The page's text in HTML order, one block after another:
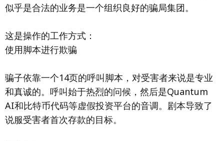
似乎是合法的业务是一个组织良好的骗局集团。
这是操作的工作方式：
使用脚本进行欺骗
骗子依靠一个14页的呼叫脚本，对受害者来说是专业
和真诚的。呼叫始于热烈的问候，然后是Quantum
AI和比特币代码等虚假投资平台的音调。剧本导致了
说服受害者首次存款的目标。